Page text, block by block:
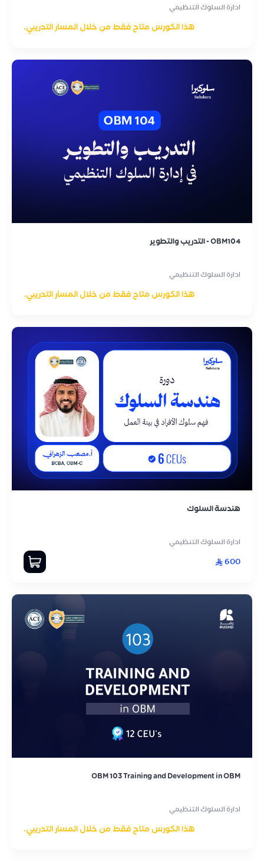
ادارة السلوك التنظيمي
هذا الكورس متاح فقط من خلال المسار التدريبي.
OBM104 - التدريب والتطوير
ادارة السلوك التنظيمي
هذا الكورس متاح فقط من خلال المسار التدريبي.
هندسة السلوك
ادارة السلوك التنظيمي
600
OBM 103 Training and Development in OBM
ادارة السلوك التنظيمي
هذا الكورس متاح فقط من خلال المسار التدريبي.